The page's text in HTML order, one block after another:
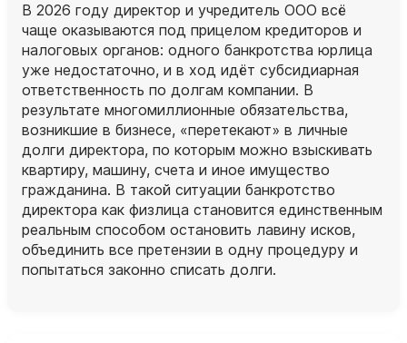
В 2026 году директор и учредитель ООО всё
чаще оказываются под прицелом кредиторов и
налоговых органов: одного банкротства юрлица
уже недостаточно, и в ход идёт субсидиарная
ответственность по долгам компании. В
результате многомиллионные обязательства,
возникшие в бизнесе, «перетекают» в личные
долги директора, по которым можно взыскивать
квартиру, машину, счета и иное имущество
гражданина. В такой ситуации банкротство
директора как физлица становится единственным
реальным способом остановить лавину исков,
объединить все претензии в одну процедуру и
попытаться законно списать долги.